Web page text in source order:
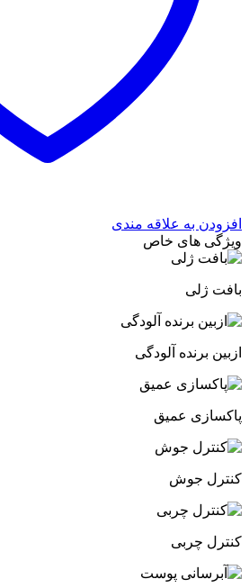
افزودن به علاقه مندی
ویژگی های خاص
بافت ژلی
ازبین برنده آلودگی
پاکسازی عمیق
کنترل جوش
کنترل چربی